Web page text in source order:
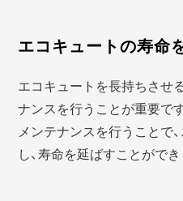
エコキュートの寿命
エコキュートを長持ちさせ
ナンスを行うことが重要です
メンテナンスを行うことで
し、寿命を延ばすことができ